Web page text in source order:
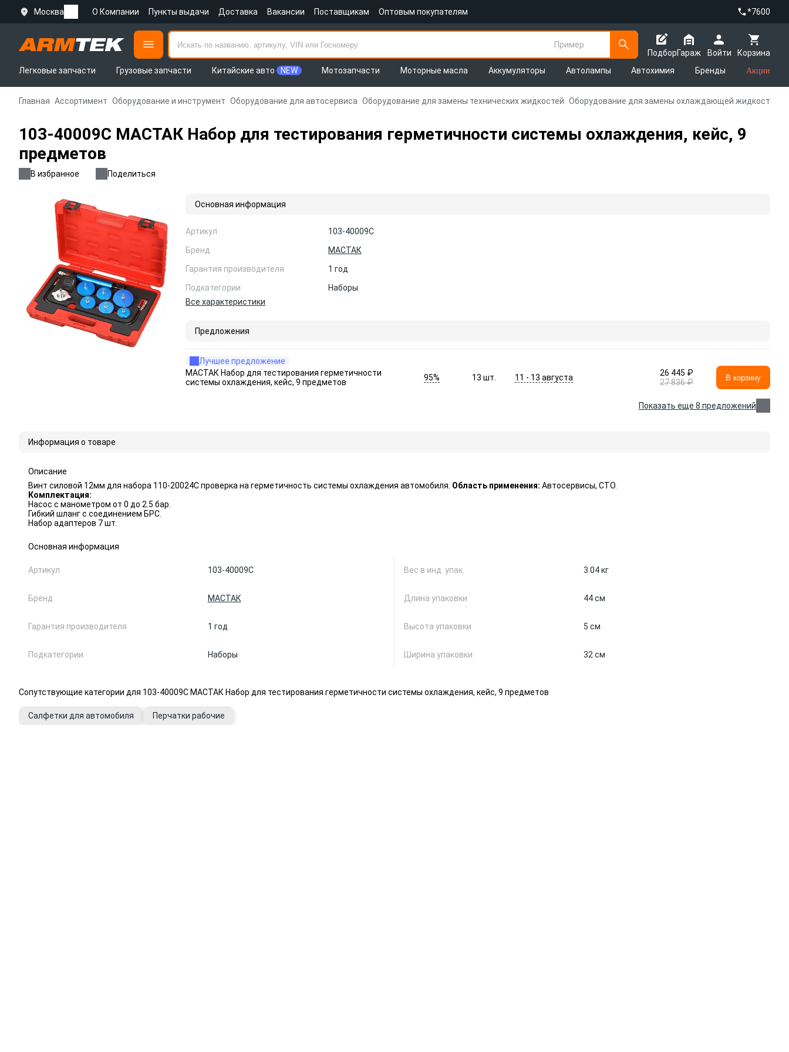
Москва О Компании Пункты выдачи Доставка Вакансии Поставщикам Оптовым покупателям *7600
Пример
Подбор
Корзина
Гараж
Войти
Легковые запчасти
Грузовые запчасти Китайские авто NEW Мотозапчасти Моторные масла Аккумуляторы Автолампы Автохимия Бренды Акции
Главная Ассортимент Оборудование и инструмент Оборудование для автосервиса Оборудование для замены технических жидкостей Оборудование для замены охлаждающей жидкости
103-40009C МАСТАК Набор для тестирования герметичности системы охлаждения, кейс, 9
предметов
В избранное Поделиться
Основная информация
Артикул
103-40009C
Бренд
МАСТАК
Гарантия производителя
1 год
Подкатегории
Наборы
Все характеристики
Предложения
Лучшее предложение
МАСТАК Набор для тестирования герметичности
системы охлаждения, кейс, 9 предметов
95% 13шт. 11 - 13 августа
26 445 ₽
27 836 ₽
В корзину
Показать еще 8 предложений
Информация о товаре
Описание
Винт силовой 12мм для набора 110-20024C проверка на герметичность системы охлаждения автомобиля. Область применения: Автосервисы, СТО.
Комплектация:
Насос с манометром от 0 до 2.5 бар.
Гибкий шланг с соединением БРС.
Набор адаптеров 7 шт.
Основная информация
Артикул 103-40009C
Бренд МАСТАК
Гарантия производителя 1 год
Подкатегории Наборы
Вес в инд. упак. 3.04 кг
Длина упаковки 44 см
Высота упаковки 5 см
Ширина упаковки 32 см
Сопутствующие категории для 103-40009C МАСТАК Набор для тестирования герметичности системы охлаждения, кейс, 9 предметов
Салфетки для автомобиля Перчатки рабочие